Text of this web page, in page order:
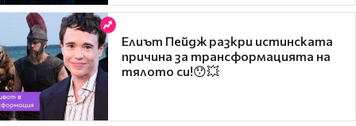
Елиът Пейдж разкри истинската
причина за трансформацията на
тялото си!😯💥